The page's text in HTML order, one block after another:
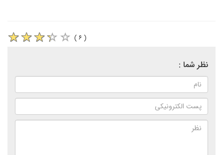
( ۶ )
نظر شما :